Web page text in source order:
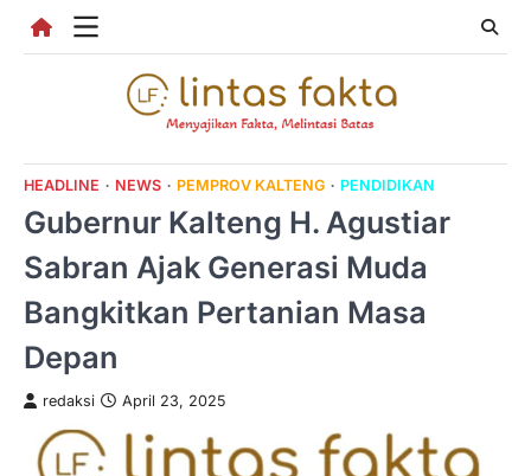
HEADLINE NEWS PEMPROV KALTENG PENDIDIKAN
Gubernur Kalteng H. Agustiar
Sabran Ajak Generasi Muda
Bangkitkan Pertanian Masa
Depan
redaksi April 23, 2025